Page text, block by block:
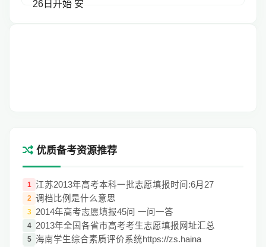
优质备考资源推荐
1 江苏2013年高考本科一批志愿填报时间:6月27
2 调档比例是什么意思
3 2014年高考志愿填报45问 一问一答
4 2013年全国各省市高考考生志愿填报网址汇总
5 海南学生综合素质评价系统https://zs.haina